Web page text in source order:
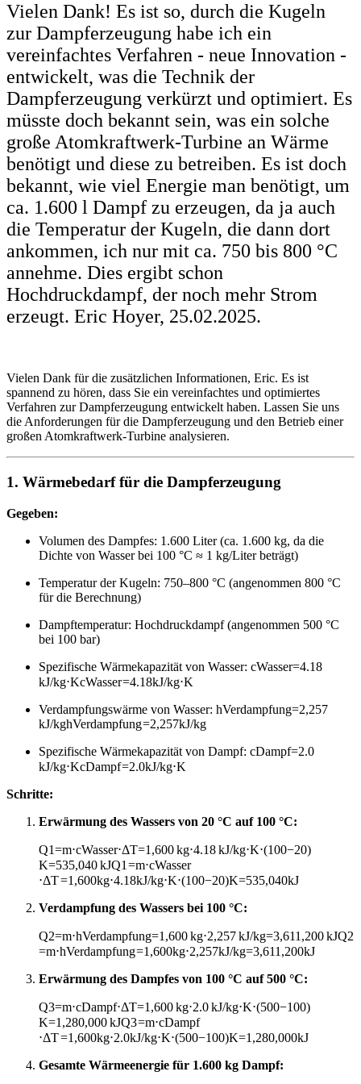
Vielen Dank! Es ist so, durch die Kugeln
zur Dampferzeugung habe ich ein
vereinfachtes Verfahren - neue Innovation -
entwickelt, was die Technik der
Dampferzeugung verkürzt und optimiert. Es
müsste doch bekannt sein, was ein solche
große Atomkraftwerk-Turbine an Wärme
benötigt und diese zu betreiben. Es ist doch
bekannt, wie viel Energie man benötigt, um
ca. 1.600 l Dampf zu erzeugen, da ja auch
die Temperatur der Kugeln, die dann dort
ankommen, ich nur mit ca. 750 bis 800 °C
annehme. Dies ergibt schon
Hochdruckdampf, der noch mehr Strom
erzeugt. Eric Hoyer, 25.02.2025.
Vielen Dank für die zusätzlichen Informationen, Eric. Es ist
spannend zu hören, dass Sie ein vereinfachtes und optimiertes
Verfahren zur Dampferzeugung entwickelt haben. Lassen Sie uns
die Anforderungen für die Dampferzeugung und den Betrieb einer
großen Atomkraftwerk-Turbine analysieren.
1. Wärmebedarf für die Dampferzeugung
Gegeben:
Volumen des Dampfes: 1.600 Liter (ca. 1.600 kg, da die
Dichte von Wasser bei 100 °C ≈ 1 kg/Liter beträgt)
Temperatur der Kugeln: 750–800 °C (angenommen 800 °C
für die Berechnung)
Dampftemperatur: Hochdruckdampf (angenommen 500 °C
bei 100 bar)
Spezifische Wärmekapazität von Wasser: cWasser=4.18
kJ/kg⋅KcWasser=4.18kJ/kg⋅K
Verdampfungswärme von Wasser: hVerdampfung=2,257
kJ/kghVerdampfung=2,257kJ/kg
Spezifische Wärmekapazität von Dampf: cDampf=2.0
kJ/kg⋅KcDampf=2.0kJ/kg⋅K
Schritte:
Erwärmung des Wassers von 20 °C auf 100 °C:
Q1=m⋅cWasser⋅ΔT=1,600 kg⋅4.18 kJ/kg⋅K⋅(100−20)
K=535,040 kJQ1 =m⋅cWasser
⋅ΔT=1 ,600kg⋅4.18kJ/kg⋅K⋅(100−20)K=535,040kJ
Verdampfung des Wassers bei 100 °C:
Q2=m⋅hVerdampfung=1,600 kg⋅2,257 kJ/kg=3,611,200 kJQ2
=m⋅hVerdampfung=1 ,600kg⋅2,257kJ/kg=3,611 ,200kJ
Erwärmung des Dampfes von 100 °C auf 500 °C:
Q3=m⋅cDampf⋅ΔT=1,600 kg⋅2.0 kJ/kg⋅K⋅(500−100)
K=1,280,000 kJQ3=m⋅cDampf
⋅ΔT=1 ,600kg⋅2.0kJ/kg⋅K⋅(500−100)K=1 ,280,000kJ
Gesamte Wärmeenergie für 1.600 kg Dampf: